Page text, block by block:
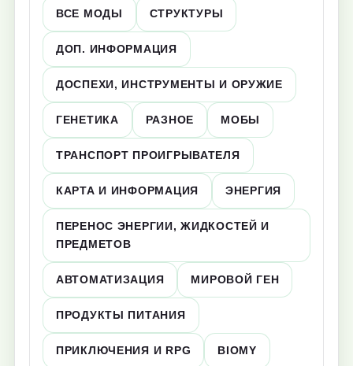
ВСЕ МОДЫ СТРУКТУРЫ
ДОП. ИНФОРМАЦИЯ
ДОСПЕХИ, ИНСТРУМЕНТЫ И ОРУЖИЕ
ГЕНЕТИКА РАЗНОЕ МОБЫ
ТРАНСПОРТ ПРОИГРЫВАТЕЛЯ
КАРТА И ИНФОРМАЦИЯ ЭНЕРГИЯ
ПЕРЕНОС ЭНЕРГИИ, ЖИДКОСТЕЙ И
ПРЕДМЕТОВ
АВТОМАТИЗАЦИЯ МИРОВОЙ ГЕН
ПРОДУКТЫ ПИТАНИЯ
ПРИКЛЮЧЕНИЯ И RPG BIOMY